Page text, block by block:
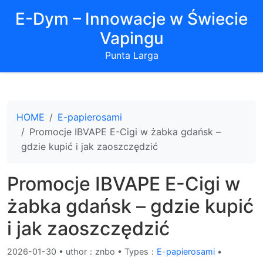
E-Dym – Innowacje w Świecie
Vapingu
Punta Larga
HOME
E-papierosami
Promocje IBVAPE E-Cigi w żabka gdańsk –
gdzie kupić i jak zaoszczędzić
Promocje IBVAPE E-Cigi w
żabka gdańsk – gdzie kupić
i jak zaoszczędzić
2026-01-30 • uthor：znbo • Types： E-papierosami •